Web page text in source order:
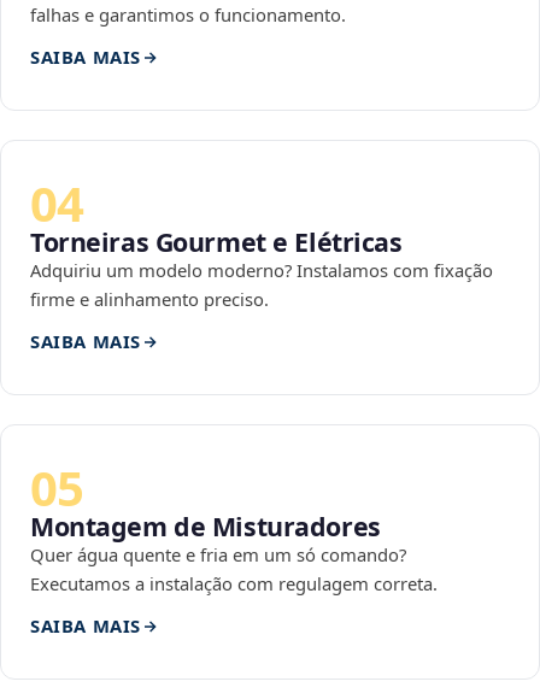
falhas e garantimos o funcionamento.
SAIBA MAIS
04
Torneiras Gourmet e Elétricas
Adquiriu um modelo moderno? Instalamos com fixação
firme e alinhamento preciso.
SAIBA MAIS
05
Montagem de Misturadores
Quer água quente e fria em um só comando?
Executamos a instalação com regulagem correta.
SAIBA MAIS